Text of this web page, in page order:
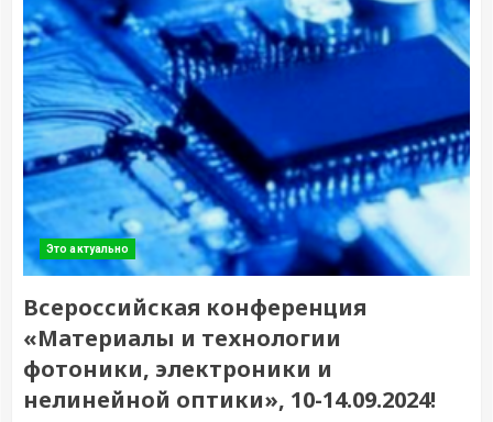
Это актуально
Всероссийская конференция
«Материалы и технологии
фотоники, электроники и
нелинейной оптики», 10-14.09.2024!